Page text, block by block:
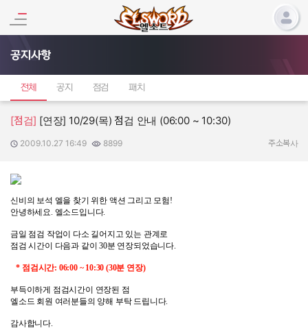
공지사항
전체 공지 점검 패치
[점검] [연장] 10/29(목) 점검 안내 (06:00 ~ 10:30)
작성일:
2009.10.27 16:49
조회수: 8899 주소복사
신비의 보석 엘을 찾기 위한 액션 그리고 모험!
안녕하세요. 엘소드입니다.
금일 점검 작업이 다소 길어지고 있는 관계로
점검 시간이 다음과 같이 30분 연장되었습니다.
* 점검시간: 06:00 ~ 10:30 (30분 연장)
부득이하게 점검시간이 연장된 점
엘소드 회원 여러분들의 양해 부탁 드립니다.
감사합니다.